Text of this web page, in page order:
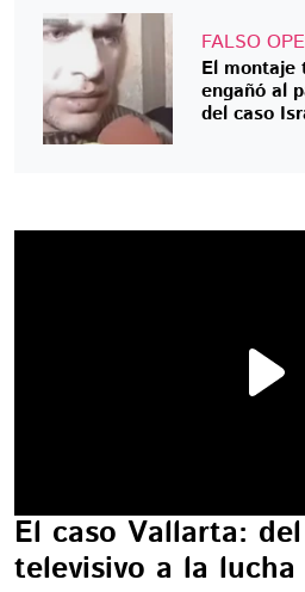
FALSO
El montaje
engañó al
del caso
El caso Vallarta:
televisivo a la